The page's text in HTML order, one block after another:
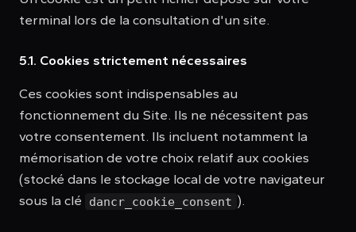
terminal lors de la consultation d'un site.
5.1. Cookies strictement nécessaires
Ces cookies sont indispensables au
fonctionnement du Site. Ils ne nécessitent pas
votre consentement. Ils incluent notamment la
mémorisation de votre choix relatif aux cookies
(stocké dans le stockage local de votre navigateur
sous la clé
dancr_cookie_consent ).